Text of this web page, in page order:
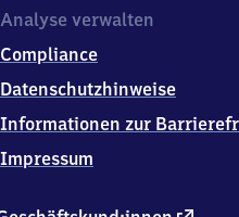
5
6
4
Analyse verwalten
Compliance
Datenschutzhinweise
Informationen zur
Impressum